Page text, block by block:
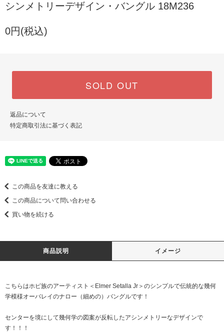
シンメトリーデザイン・バングル 18M236
0円(税込)
SOLD OUT
返品について
特定商取引法に基づく表記
この商品を友達に教える
この商品について問い合わせる
買い物を続ける
商品説明 イメージ
こちらはホピ族のアーティスト＜Elmer Setalla Jr＞のシンプルで伝統的な幾何
学模様オーバレイのナロー（細めの）バングルです！
センターを境にして幾何学の図案が反転したアシンメトリーなデザインで
す！！！